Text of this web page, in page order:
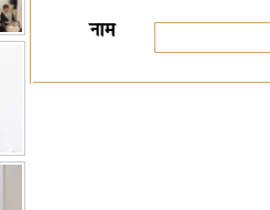
नाम